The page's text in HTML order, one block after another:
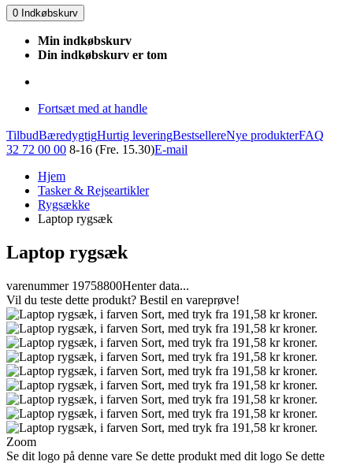
0 Indkøbskurv
Min indkøbskurv
Din indkøbskurv er tom
Fortsæt med at handle
TilbudBæredygtigHurtig leveringBestsellereNye produkterFAQ
32 72 00 00 8-16 (Fre. 15.30)E-mail
Hjem
Tasker & Rejseartikler
Rygsække
Laptop rygsæk
Laptop rygsæk
varenummer 19758800Henter data...
Vil du teste dette produkt? Bestil en vareprøve!
Zoom
Se dit logo på denne vare Se dette produkt med dit logo Se dette